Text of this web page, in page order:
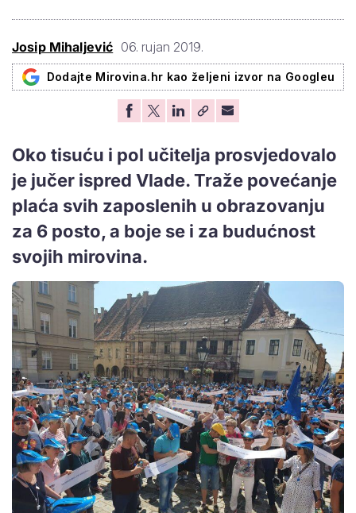
Josip Mihaljević 06. rujan 2019.
Dodajte Mirovina.hr kao željeni izvor na Googleu
Oko tisuću i pol učitelja prosvjedovalo
je jučer ispred Vlade. Traže povećanje
plaća svih zaposlenih u obrazovanju
za 6 posto, a boje se i za budućnost
svojih mirovina.